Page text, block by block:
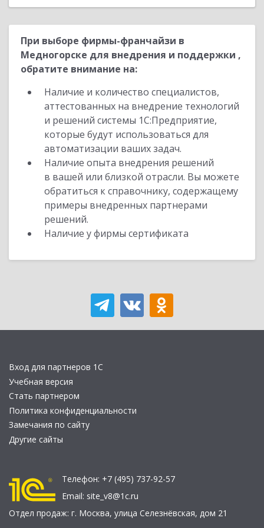
При выборе фирмы-франчайзи в
Медногорске для внедрения и поддержки ,
обратите внимание на:
Наличие и количество специалистов,
аттестованных на внедрение технологий
и решений системы 1С:Предприятие,
которые будут использоваться для
автоматизации ваших задач.
Наличие опыта внедрения решений
в вашей или близкой отрасли. Вы можете
обратиться к справочнику, содержащему
примеры внедренных партнерами
решений.
Наличие у фирмы сертификата
Вход для партнеров 1С
Учебная версия
Стать партнером
Политика конфиденциальности
Замечания по сайту
Другие сайты
Телефон: +7 (495) 737-92-57
Email: site_v8@1c.ru
Отдел продаж: г. Москва, улица Селезнёвская, дом 21